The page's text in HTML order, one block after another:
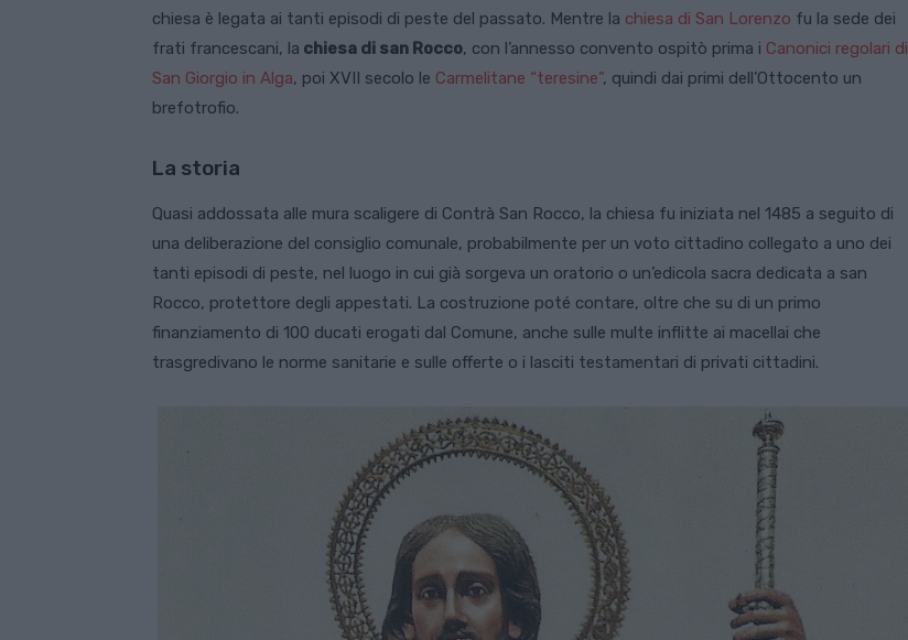
chiesa è legata ai tanti episodi di peste del passato. Mentre la chiesa di San Lorenzo fu la sede dei
frati francescani, la chiesa di san Rocco, con l’annesso convento ospitò prima i Canonici regolari di
San Giorgio in Alga, poi XVII secolo le Carmelitane “teresine”, quindi dai primi dell’Ottocento un
brefotrofio.
La storia
Quasi addossata alle mura scaligere di Contrà San Rocco, la chiesa fu iniziata nel 1485 a seguito di
una deliberazione del consiglio comunale, probabilmente per un voto cittadino collegato a uno dei
tanti episodi di peste, nel luogo in cui già sorgeva un oratorio o un’edicola sacra dedicata a san
Rocco, protettore degli appestati. La costruzione poté contare, oltre che su di un primo
finanziamento di 100 ducati erogati dal Comune, anche sulle multe inflitte ai macellai che
trasgredivano le norme sanitarie e sulle offerte o i lasciti testamentari di privati cittadini.